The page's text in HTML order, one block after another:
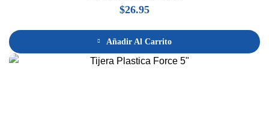
$26.95
Añadir Al Carrito